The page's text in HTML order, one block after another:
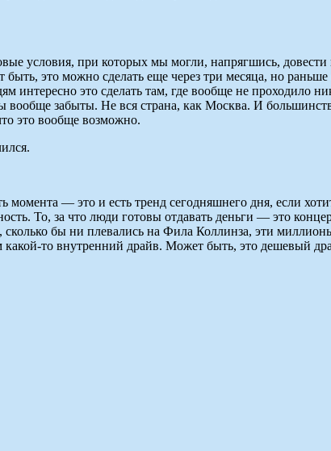
условия, при которых мы могли, напрягшись,
это можно сделать еще через три месяца, но
интересно это сделать там, где вообще не проходило
вообще забыты. Не вся страна, как Москва. И
это вообще возможно.
— это и есть тренд сегодняшнего дня, если
То, за что люди готовы отдавать деньги — это
бы ни плевались на Фила Коллинза, эти
то внутренний драйв. Может быть, это дешевый